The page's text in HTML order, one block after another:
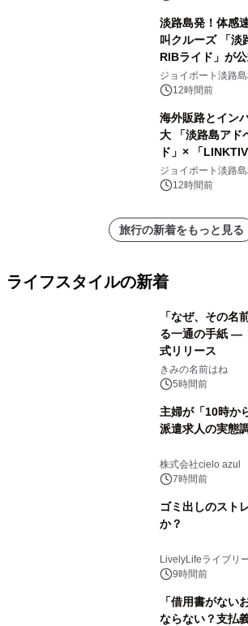
淡路島発！体感
叫クルーズ 「淡
RIBライド」が
アル！ ～スマホ
ート設計」へ刷新
ジョイポート淡路
12時間前
海外販路とイン
大 「淡路島アド
ド」× 「
開始！
ジョイポート淡路
12時間前
旅行の新着をもっと見る
ライフスタイルの新着
「なぜ、その名
る一通の手紙 ―
式リリース
きみの名前はね
5時間前
主婦が「10時か
派遣求人の実態
株式会社cielo azul
7時間前
ゴミ出しのスト
か？
LivelyLifeライブリ
9時間前
「借用書がない
ならない？支払